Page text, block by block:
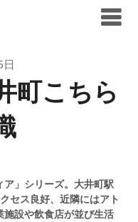
日
町こちら
」シリーズ。大井町駅
セス良好、近隣にはアト
施設や飲食店が並び生活